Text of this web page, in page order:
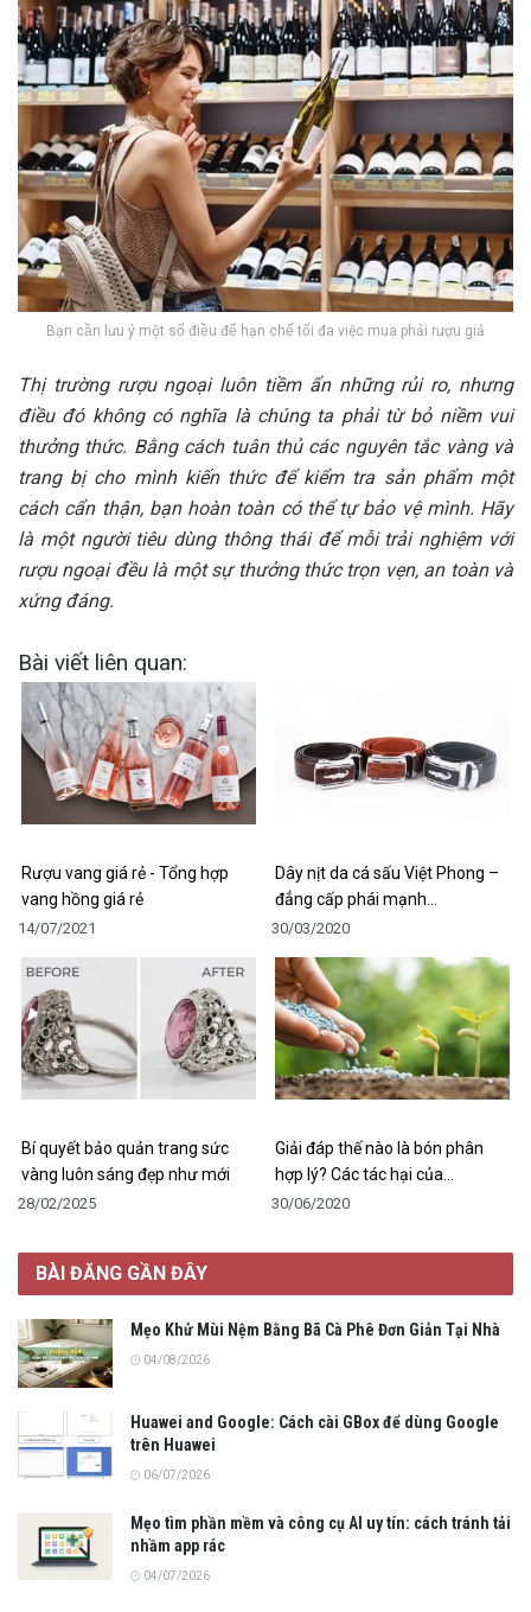
Bạn cần lưu ý một số điều để hạn chế tối đa việc mua phải rượu giả
Thị trường rượu ngoại luôn tiềm ẩn những rủi ro, nhưng
điều đó không có nghĩa là chúng ta phải từ bỏ niềm vui
thưởng thức. Bằng cách tuân thủ các nguyên tắc vàng và
trang bị cho mình kiến thức để kiểm tra sản phẩm một
cách cẩn thận, bạn hoàn toàn có thể tự bảo vệ mình. Hãy
là một người tiêu dùng thông thái để mỗi trải nghiệm với
rượu ngoại đều là một sự thưởng thức trọn vẹn, an toàn và
xứng đáng.
Bài viết liên quan:
Rượu vang giá rẻ - Tổng hợp
vang hồng giá rẻ
14/07/2021
Dây nịt da cá sấu Việt Phong –
đẳng cấp phái mạnh…
30/03/2020
Bí quyết bảo quản trang sức
vàng luôn sáng đẹp như mới
28/02/2025
Giải đáp thế nào là bón phân
hợp lý? Các tác hại của…
30/06/2020
BÀI ĐĂNG GẦN ĐÂY
Mẹo Khử Mùi Nệm Bằng Bã Cà Phê Đơn Giản Tại Nhà
04/08/2026
Huawei and Google: Cách cài GBox để dùng Google
trên Huawei
06/07/2026
Mẹo tìm phần mềm và công cụ AI uy tín: cách tránh tải
nhầm app rác
04/07/2026